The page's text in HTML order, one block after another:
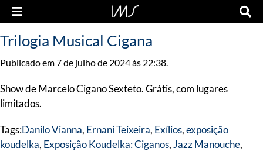
Trilogia Musical Cigana
Publicado em 7 de julho de 2024 às 22:38.
Show de Marcelo Cigano Sexteto. Grátis, com lugares
limitados.
Tags:Danilo Vianna, Ernani Teixeira, Exílios,exposição
koudelka, Exposição Koudelka: Ciganos, Jazz Manouche,